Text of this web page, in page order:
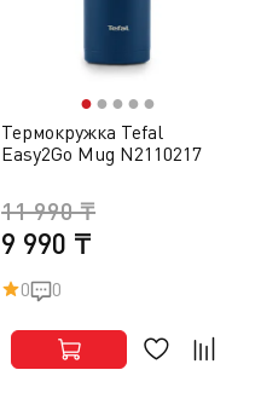
●● ● ● ●
Термокружка Tefal
Easy2Go Mug N2110217
9 990 ₸
11 990 ₸
0 0